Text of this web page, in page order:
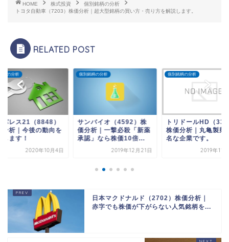
HOME 株式投資
個別銘柄の分析
トヨタ自動車（7203）株価分析｜超大型銘柄の買い方・売り方を解説します。
RELATED POST
柄の分析
パレス21（8848）
分析｜今後の動向を
します！
2020年10月4日
個別銘柄の分析
サンバイオ（4592）株
価分析｜一撃必殺「新薬
承認」なら株価10倍...
2019年12月21日
個別銘柄の分析
トリドールHD（
株価分析｜丸亀製麺
名な企業です。
2019年11
日本マクドナルド（2702）株価分析｜
赤字でも株価が下がらない人気銘柄を...